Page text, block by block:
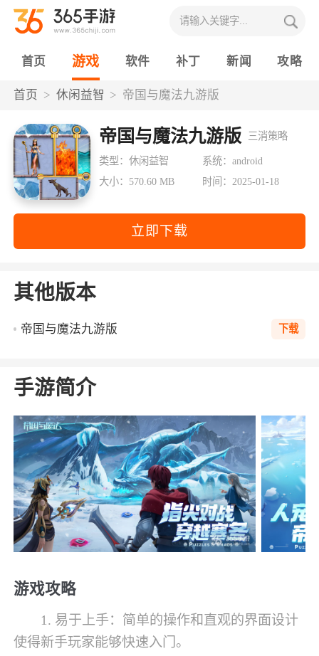
首页 游戏 软件 补丁 新闻 攻略
首页 休闲益智 帝国与魔法九游版
帝国与魔法九游版 三消策略
类型：休闲益智
系统：android
大小：570.60 MB
时间：2025-01-18
立即下载
其他版本
帝国与魔法九游版 下载
手游简介
游戏攻略
1. 易于上手：简单的操作和直观的界面设计
使得新手玩家能够快速入门。